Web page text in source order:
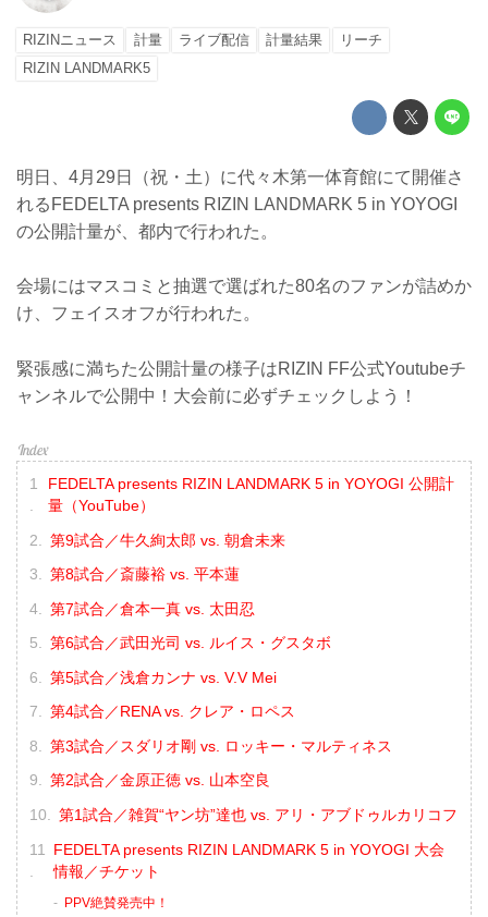
RIZINニュース 計量 ライブ配信 計量結果
リーチ
RIZIN LANDMARK5
明日、4月29日（祝・土）に代々木第一体育館にて開催さ
れるFEDELTA presents RIZIN LANDMARK 5 in YOYOGI
の公開計量が、都内で行われた。
会場にはマスコミと抽選で選ばれた80名のファンが詰めか
け、フェイスオフが行われた。
緊張感に満ちた公開計量の様子はRIZIN FF公式Youtubeチ
ャンネルで公開中！大会前に必ずチェックしよう！
FEDELTA presents RIZIN LANDMARK 5 in YOYOGI 公開計
量（YouTube）
第9試合／牛久絢太郎 vs. 朝倉未来
第8試合／斎藤裕 vs. 平本蓮
第7試合／倉本一真 vs. 太田忍
第6試合／武田光司 vs. ルイス・グスタボ
第5試合／浅倉カンナ vs. V.V Mei
第4試合／RENA vs. クレア・ロペス
第3試合／スダリオ剛 vs. ロッキー・マルティネス
第2試合／金原正徳 vs. 山本空良
第1試合／雑賀“ヤン坊”達也 vs. アリ・アブドゥルカリコフ
FEDELTA presents RIZIN LANDMARK 5 in YOYOGI 大会
情報／チケット
PPV絶賛発売中！